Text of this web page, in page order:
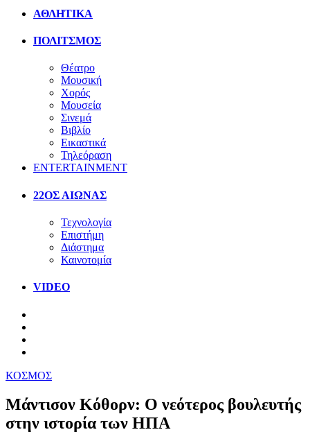
ΑΘΛΗΤΙΚΑ
ΠΟΛΙΤΣΜΟΣ
Θέατρο
Μουσική
Χορός
Μουσεία
Σινεμά
Βιβλίο
Εικαστικά
Τηλεόραση
ENTERTAINMENT
22ΟΣ ΑΙΩΝΑΣ
Τεχνολογία
Επιστήμη
Διάστημα
Καινοτομία
VIDEO
ΚΟΣΜΟΣ
Μάντισον Κόθορν: Ο νεότερος βουλευτής
στην ιστορία των ΗΠΑ